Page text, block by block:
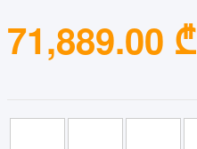
71,889.00 ₾